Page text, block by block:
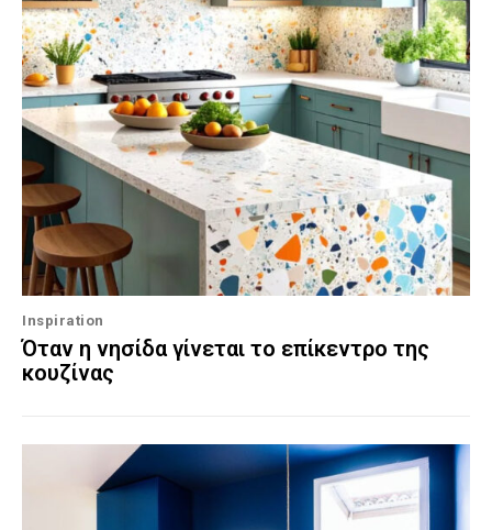
Inspiration
Όταν η νησίδα γίνεται το επίκεντρο της
κουζίνας